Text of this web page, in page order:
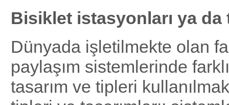
Bisiklet istasyonları ya
Dünyada işletilmekte olan
paylaşım sistemlerinde
tasarım ve tipleri